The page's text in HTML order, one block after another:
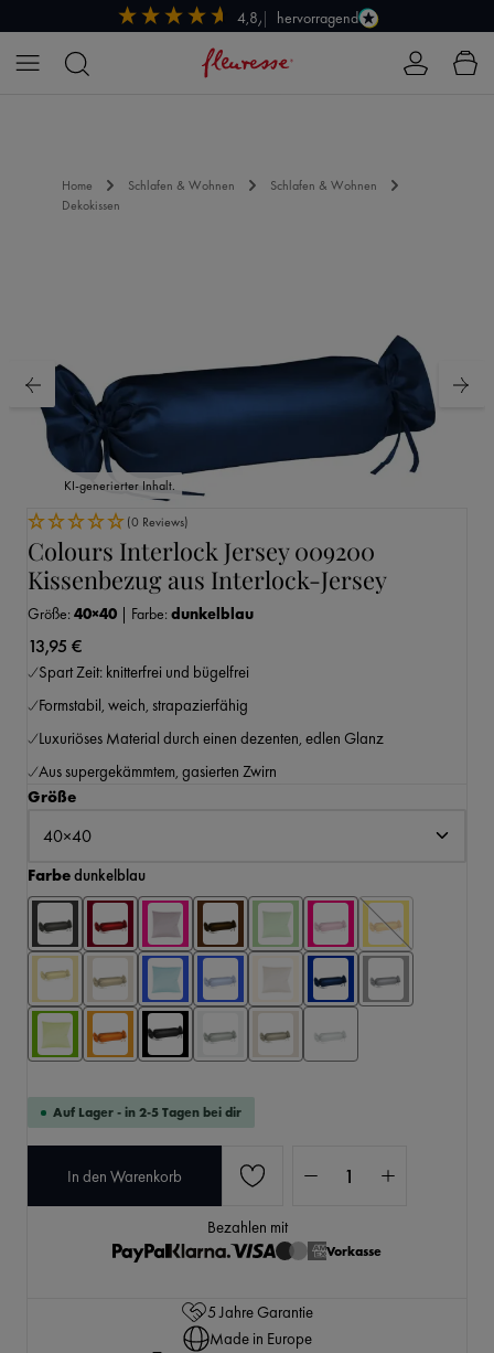
Zum Hauptinhalt springen hervorragend
4,8/5
Home Schlafen & Wohnen
Schlafen & Wohnen
Dekokissen
KI-generierter Inhalt.
(0 Reviews)
Colours Interlock Jersey 009200
Kissenbezug aus Interlock-Jersey
Größe: 40×40 | Farbe: dunkelblau
13,95 €
Spart Zeit: knitterfrei und bügelfrei
Formstabil, weich, strapazierfähig
Luxuriöses Material durch einen dezenten, edlen Glanz
Aus supergekämmtem, gasierten Zwirn
Größeauswählen
Farbeauswählen
dunkelblau
Auf Lager - in 2-5 Tagen bei dir
In den Warenkorb
Bezahlen mit
Vorkasse
5 Jahre Garantie
Made in Europe